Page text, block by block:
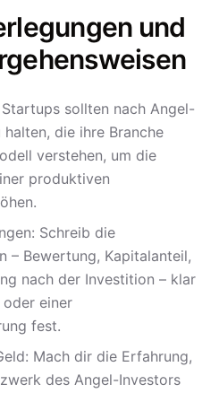
und
sollten nach Angel-
die ihre Branche
verstehen, um die
produktiven
Schreib die
– Bewertung, Kapitalanteil,
nach der Investition – klar
oder einer
fest.
Mach dir die Erfahrung,
des Angel-Investors